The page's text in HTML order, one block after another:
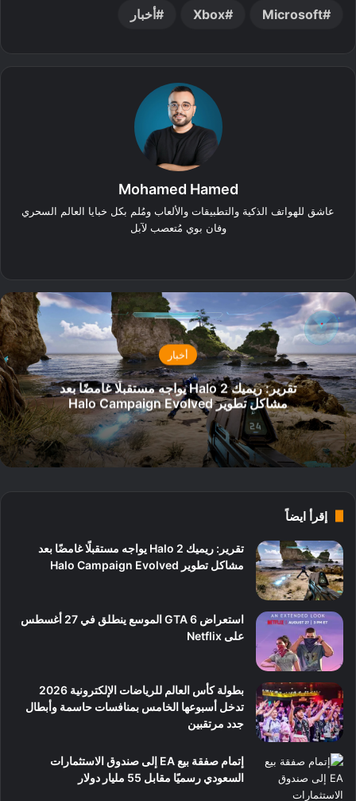
Microsoft
Xbox أخبار
Mohamed Hamed
عاشق للهواتف الذكية والتطبيقات والألعاب ومُلم بكل خبايا العالم السحري
وفان بوي مُتعصب لآبل
أخبار
تقرير: ريميك Halo 2 يواجه مستقبلًا غامضًا بعد
مشاكل تطوير Halo Campaign Evolved
إقرأ ايضاً
تقرير: ريميك Halo 2 يواجه مستقبلًا غامضًا بعد
مشاكل تطوير Halo Campaign Evolved
استعراض GTA 6 الموسع ينطلق في 27 أغسطس
على Netflix
بطولة كأس العالم للرياضات الإلكترونية 2026
تدخل أسبوعها الخامس بمنافسات حاسمة وأبطال
جدد مرتقبين
إتمام صفقة بيع EA إلى صندوق الاستثمارات
السعودي رسميًا مقابل 55 مليار دولار